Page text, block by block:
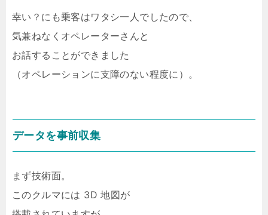
幸い？にも乗客はワタシ一人でしたので、
気兼ねなくオペレーターさんと
お話することができました
（オペレーションに支障のない程度に）。
データを事前収集
まず技術面。
このクルマには 3D 地図が